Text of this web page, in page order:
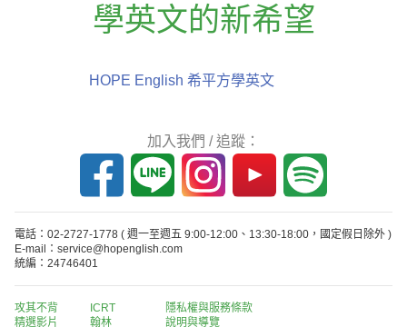
學英文的新希望
HOPE English 希平方學英文
加入我們 / 追蹤：
電話：02-2727-1778 ( 週一至週五 9:00-12:00、13:30-18:00，國定假日除外 )
E-mail：service@hopenglish.com
統編：24746401
攻其不背
精選影片
ICRT
翰林
隱私權與服務條款
說明與導覽